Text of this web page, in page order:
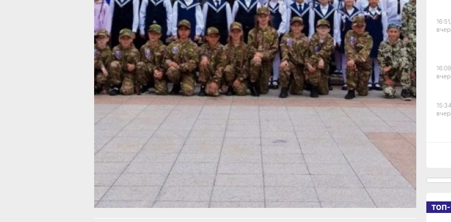
лидирует отряд «7Я Андреевых» (Хабаровск), далее следуют
отряды «Разветка» (Верхнебуреинский район) и «Таровские
из Нижнетамбовска» (Комсомольский район). В «Зарнице
2.0» первое место — у отряда «Лёд и пламя»
(Комсомольск‑на‑Амуре), второе — у «Торпеда27»
(Советско‑Гаванский район), третье — у «Гимназисты Зои»
(Верхнебуреинский район).
Дальнейшее расписание этапов предусматривает
проведение финала Всероссийской «Семейной Зарницы»
в августе‑сентябре 2026 года с участием 89 семей и 89
наставников от всех регионов РФ.
Хабаровский судостроительный завод формирует
долгосрочную программу развития
Читайте нас в соцсетях:
ВКонтакте Одноклассники,
Телеграм
или
Яндекс.Дзен
МАКС
Как вам материал?
Огонь!
Разочарование
16:51,
ТОП-